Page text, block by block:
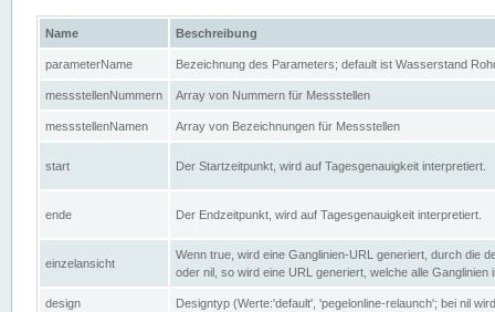
Name Beschreibung
parameterName Bezeichnung des Parameters; default ist Wasserstand
messstellenNummern Array von Nummern für Messstellen
messstellenNamen Array von Bezeichnungen für Messstellen
start Der Startzeitpunkt, wird auf Tagesgenauigkeit interpretiert.
ende Der Endzeitpunkt, wird auf Tagesgenauigkeit interpretiert.
einzelansicht
Wenn true, wird eine Ganglinien-URL generiert, durch die
oder nil, so wird eine URL generiert, welche alle Ganglinien
design Designtyp (Werte:'default', 'pegelonline-relaunch'; bei nil